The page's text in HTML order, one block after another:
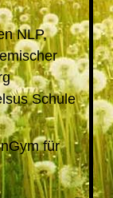
NLP,
Schule
für